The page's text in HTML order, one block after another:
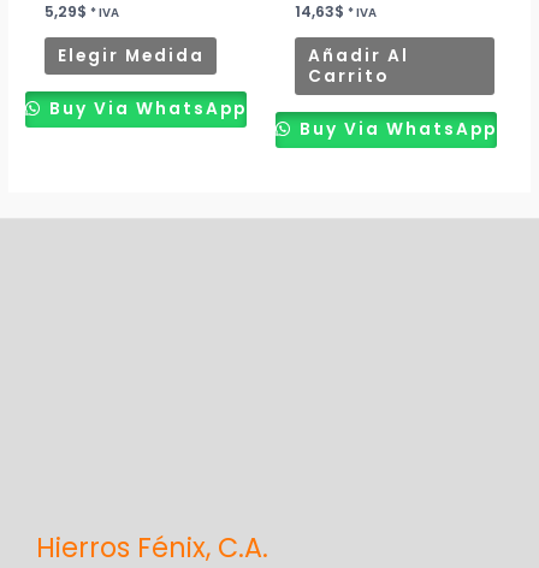
5,29$ * IVA
Elegir Medida
la
de
producto
Buy Via WhatsApp
14,63$ * IVA
Añadir Al
Carrito
Buy Via WhatsApp
Hierros Fénix, C.A.